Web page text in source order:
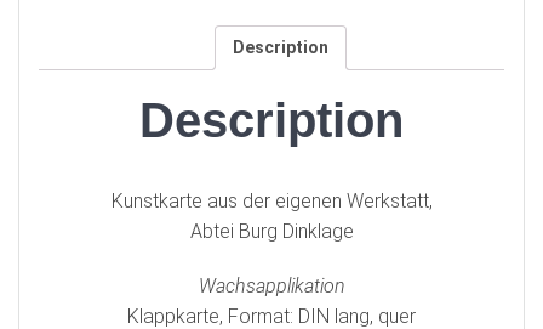
Description
Description
Kunstkarte aus der eigenen Werkstatt,
Abtei Burg Dinklage
Wachsapplikation
Klappkarte, Format: DIN lang, quer